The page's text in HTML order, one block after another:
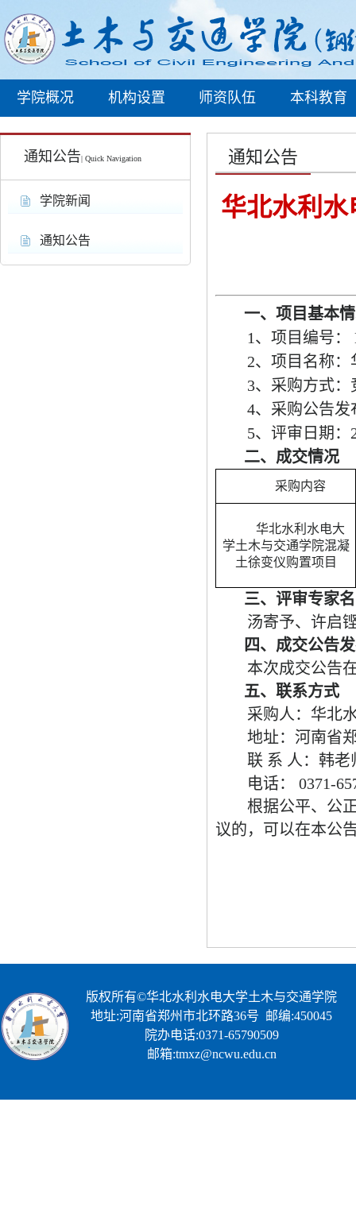
学院概况 机构设置 师资队伍 本科教育
通知公告| Quick Navigation
学院新闻
通知公告
通知公告
华北水利
一、项目基本
1、项目编号：
2、项目名称
3、采购方式：
4、采购公告发
5、评审日期：
二、成交情况
采购内容
华北水利水电大
学土木与交通学院混凝
土徐变仪购置项目
三、评审专家
汤寄予、许启
四、成交公告
本次成交公告
五、联系方式
采购人：华北
地址：河南省
联 系 人：韩老
电话：
0371-
根据公平、公
议的，可以在本公
版权所有©华北水利水电大学土木与交通学院
地址:河南省郑州市北环路36号 邮编:450045
院办电话:0371-65790509
邮箱:tmxz@ncwu.edu.cn